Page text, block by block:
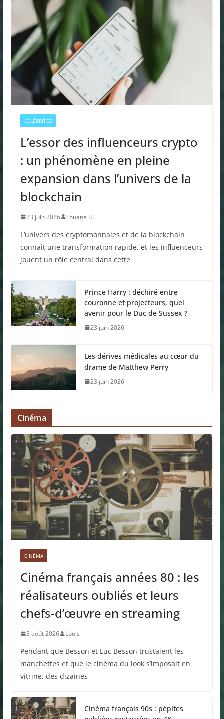
CÉLÉBRITÉS
L’essor des influenceurs crypto
: un phénomène en pleine
expansion dans l’univers de la
blockchain
23 juin 2026 Louane H.
L’univers des cryptomonnaies et de la blockchain
connaît une transformation rapide, et les influenceurs
jouent un rôle central dans cette
Prince Harry : déchiré entre
couronne et projecteurs, quel
avenir pour le Duc de Sussex ?
23 juin 2026
Les dérives médicales au cœur du
drame de Matthew Perry
23 juin 2026
Cinéma
CINÉMA
Cinéma français années 80 : les
réalisateurs oubliés et leurs
chefs-d’œuvre en streaming
3 août 2026 Louis
Pendant que Besson et Luc Besson trustaient les
manchettes et que le cinéma du look s’imposait en
vitrine, des dizaines
Cinéma français 90s : pépites